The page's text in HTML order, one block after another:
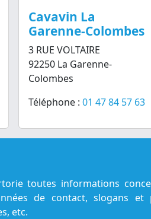
Cavavin La
Garenne-Colombes
3 RUE VOLTAIRE
92250 La Garenne-
Colombes
Téléphone : 01 47 84 57 63
toutes informations
de contact, slogans et
etc.